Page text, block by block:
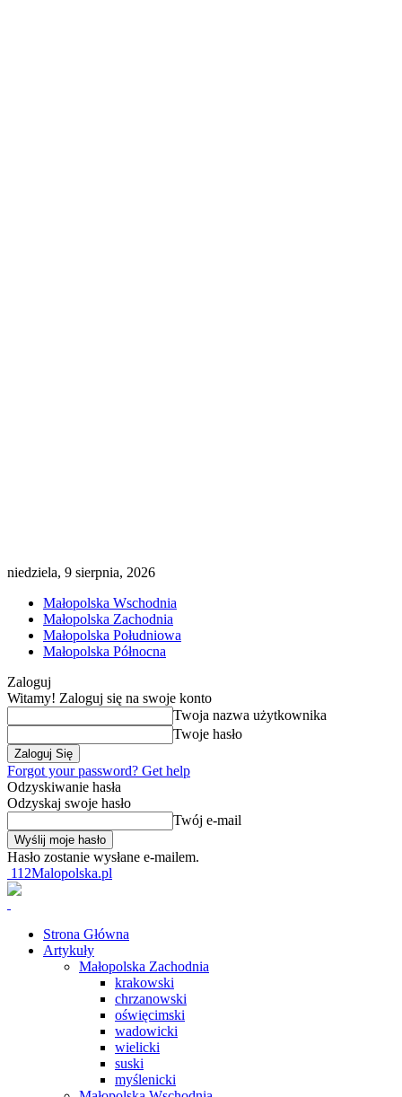
niedziela, 9 sierpnia, 2026
Małopolska Wschodnia
Małopolska Zachodnia
Małopolska Południowa
Małopolska Północna
Zaloguj
Witamy! Zaloguj się na swoje konto
Twoja nazwa użytkownika
Twoje hasło
Forgot your password? Get help
Odzyskiwanie hasła
Odzyskaj swoje hasło
Twój e-mail
Hasło zostanie wysłane e-mailem.
112Malopolska.pl
Strona Główna
Artykuły
Małopolska Zachodnia
krakowski
chrzanowski
oświęcimski
wadowicki
wielicki
suski
myślenicki